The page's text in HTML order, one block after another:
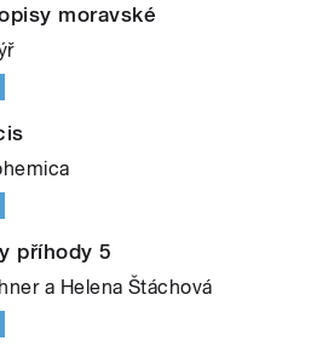
moravské
příhody 5
a Helena Štáchová